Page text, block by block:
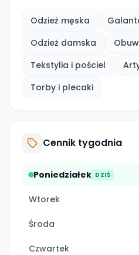
Odzież męska
Odzież damska
Tekstylia i pościel
Torby i plecaki
Cennik tygodnia
Poniedziałek DZIŚ
Wtorek
Środa
Czwartek